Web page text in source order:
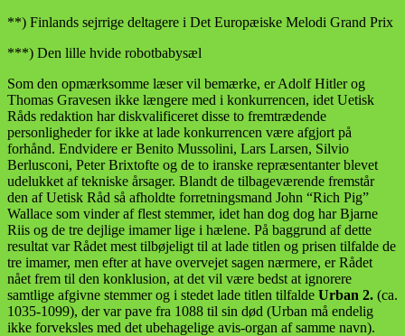
**) Finlands sejrrige deltagere i Det Europæiske Melodi Grand Prix
***) Den lille hvide robotbabysæl
Som den opmærksomme læser vil bemærke, er Adolf Hitler og
Thomas Gravesen ikke længere med i konkurrencen, idet Uetisk
Råds redaktion har diskvalificeret disse to fremtrædende
personligheder for ikke at lade konkurrencen være afgjort på
forhånd. Endvidere er Benito Mussolini, Lars Larsen, Silvio
Berlusconi, Peter Brixtofte og de to iranske repræsentanter blevet
udelukket af tekniske årsager. Blandt de tilbageværende fremstår
den af Uetisk Råd så afholdte forretningsmand John “Rich Pig”
Wallace som vinder af flest stemmer, idet han dog dog har Bjarne
Riis og de tre dejlige imamer lige i hælene. På baggrund af dette
resultat var Rådet mest tilbøjeligt til at lade titlen og prisen tilfalde de
tre imamer, men efter at have overvejet sagen nærmere, er Rådet
nået frem til den konklusion, at det vil være bedst at ignorere
samtlige afgivne stemmer og i stedet lade titlen tilfalde Urban 2. (ca.
1035-1099), der var pave fra 1088 til sin død (Urban må endelig
ikke forveksles med det ubehagelige avis-organ af samme navn).